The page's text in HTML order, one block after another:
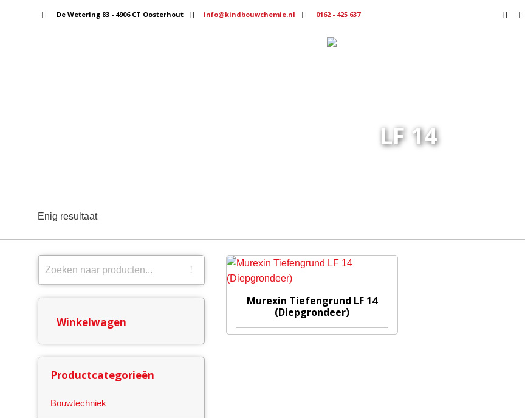
De Wetering 83 - 4906 CT Oosterhout info@kindbouwchemie.nl 0162 - 425 637
LF 14
Enig resultaat
Murexin Tiefengrund LF 14
(Diepgrondeer)
Winkelwagen
Productcategorieën
Bouwtechniek